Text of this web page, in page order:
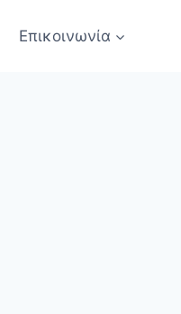
Επικοινωνία